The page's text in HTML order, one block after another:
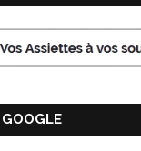
GOOGLE